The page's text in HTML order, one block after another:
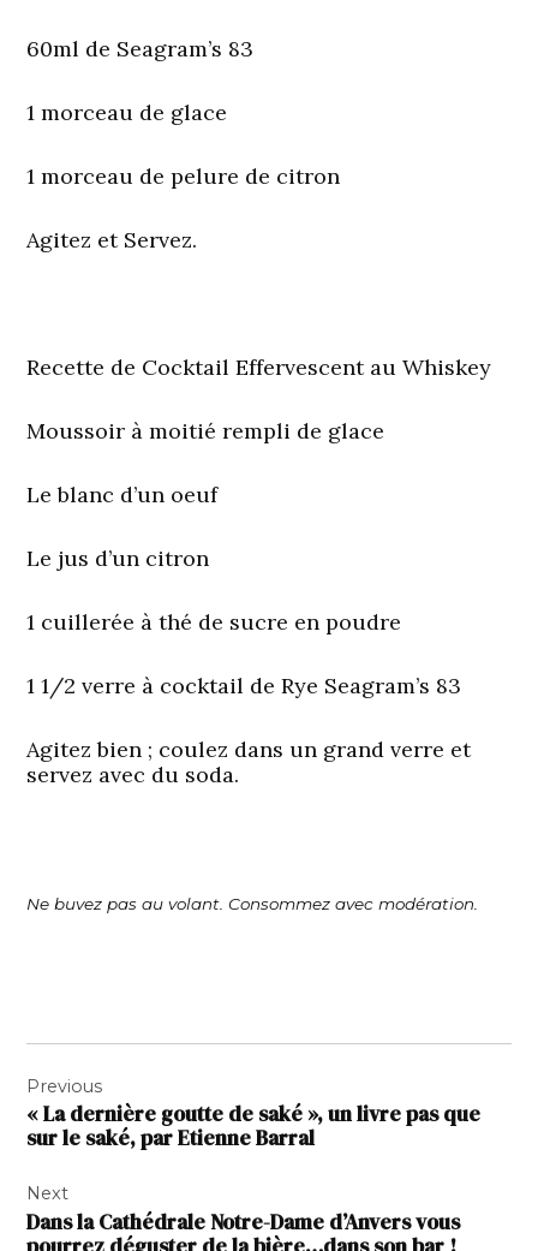
60ml de Seagram’s 83
1 morceau de glace
1 morceau de pelure de citron
Agitez et Servez.
Recette de Cocktail Effervescent au Whiskey
Moussoir à moitié rempli de glace
Le blanc d’un oeuf
Le jus d’un citron
1 cuillerée à thé de sucre en poudre
1 1/2 verre à cocktail de Rye Seagram’s 83
Agitez bien ; coulez dans un grand verre et
servez avec du soda.
Ne buvez pas au volant. Consommez avec modération.
de
l’article
Previous
« La dernière goutte de saké », un livre pas que
sur le saké, par Etienne Barral
Next
Dans la Cathédrale Notre-Dame d’Anvers vous